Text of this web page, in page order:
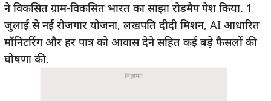
ने विकसित ग्राम-विकसित भारत का साझा रोडमैप पेश किया. 1
जुलाई से नई रोजगार योजना, लखपति दीदी मिशन, AI आधारित
मॉनिटरिंग और हर पात्र को आवास देने सहित कई बड़े फैसलों की
घोषणा की.